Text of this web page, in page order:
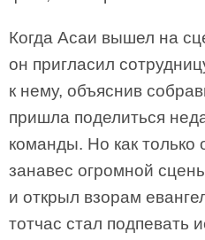
Когда Асаи вышел на
он пригласил
к нему, объяснив
пришла поделиться
команды. Но как
занавес огромной
и открыл взорам
тотчас стал подпевать